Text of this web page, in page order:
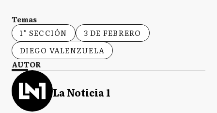
Temas
1° SECCIÓN
3 DE FEBRERO
DIEGO VALENZUELA
AUTOR
La Noticia 1